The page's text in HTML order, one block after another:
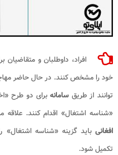
افراد، داوطلبان و
خود را مشخص کنند. در حال حاضر
توانند از طریق سامانهبرای دو طرح
«شناسه اشتغال» اقدام کنند. علاقه
افغانیباید گزینه «شناسه اشتغال»
تکمیل شود.